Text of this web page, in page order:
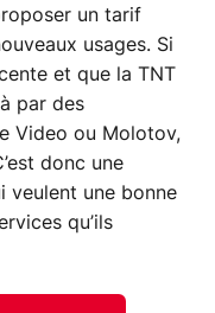
un tarif
usages. Si
et que la TNT
par des
Video ou Molotov,
donc une
veulent une bonne
qu’ils